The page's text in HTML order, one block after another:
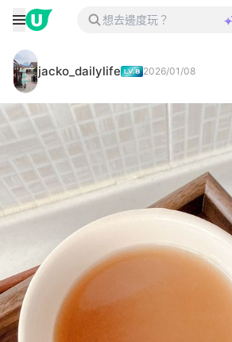
jacko_dailylife 2026/01/08